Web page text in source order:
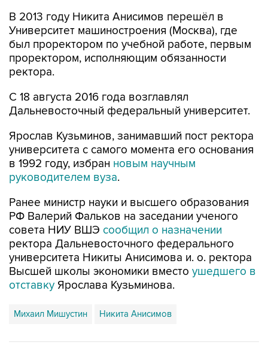
В 2013 году Никита Анисимов перешёл в
Университет машиностроения (Москва), где
был проректором по учебной работе, первым
проректором, исполняющим обязанности
ректора.
С 18 августа 2016 года возглавлял
Дальневосточный федеральный университет.
Ярослав Кузьминов, занимавший пост ректора
университета с самого момента его основания
в 1992 году, избран новым научным
руководителем вуза.
Ранее министр науки и высшего образования
РФ Валерий Фальков на заседании ученого
совета НИУ ВШЭ сообщил о назначении
ректора Дальневосточного федерального
университета Никиты Анисимова и. о. ректора
Высшей школы экономики вместо ушедшего в
отставку Ярослава Кузьминова.
Михаил Мишустин Никита Анисимов